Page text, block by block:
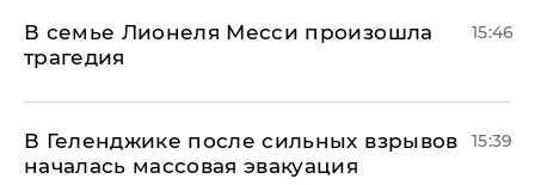
В семье Лионеля Месси произошла
трагедия
15:46
В Геленджике после сильных взрывов
началась массовая эвакуация
15:39